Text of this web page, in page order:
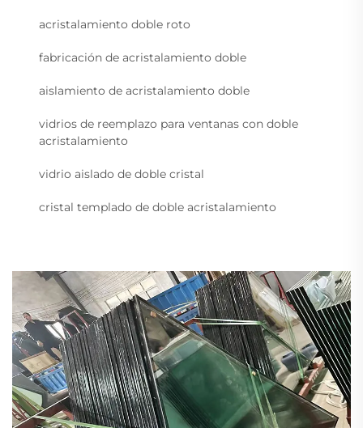
acristalamiento doble roto
fabricación de acristalamiento doble
aislamiento de acristalamiento doble
vidrios de reemplazo para ventanas con doble
acristalamiento
vidrio aislado de doble cristal
cristal templado de doble acristalamiento